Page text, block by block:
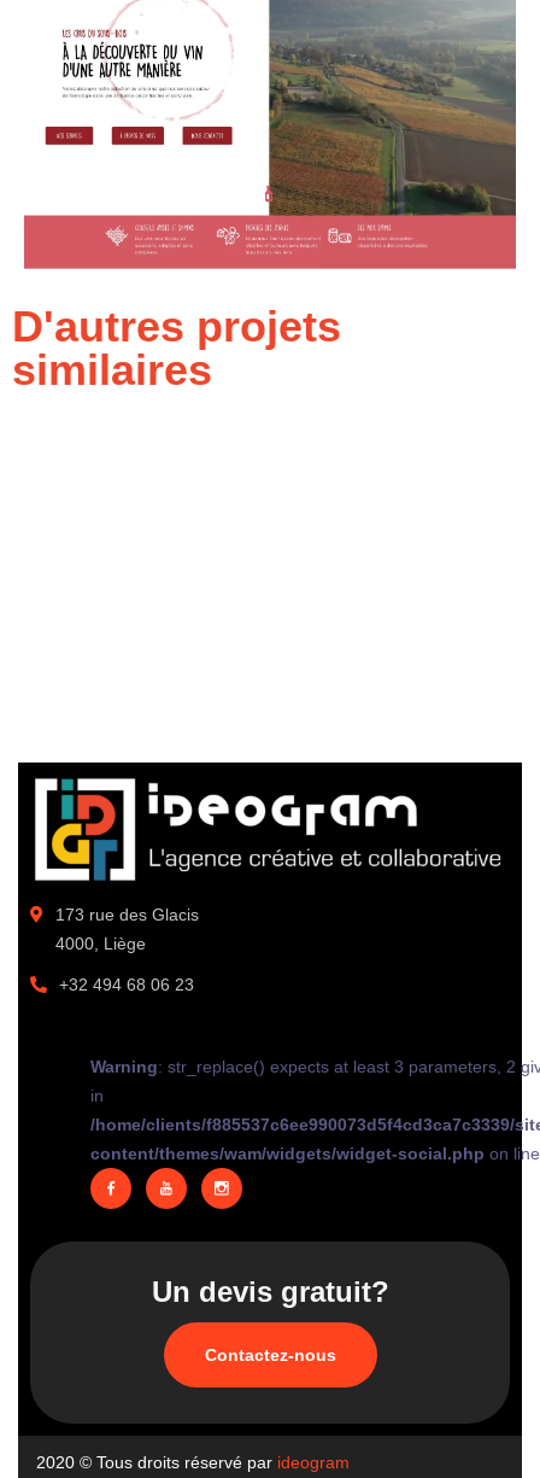
D'autres projets
similaires
173 rue des Glacis
4000, Liège
+32 494 68 06 23
Warning: str_replace() expects at least 3 parameters, 2
in
/home/clients/f885537c6ee990073d5f4cd3ca7c3339/
content/themes/wam/widgets/widget-social.php on
Un devis gratuit?
Contactez-nous
2020 © Tous droits réservé par ideogram